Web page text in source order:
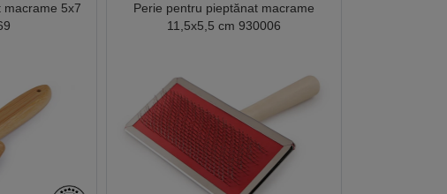
macrame 5x7
Perie pentru pieptănat macrame
11,5x5,5 cm 930006